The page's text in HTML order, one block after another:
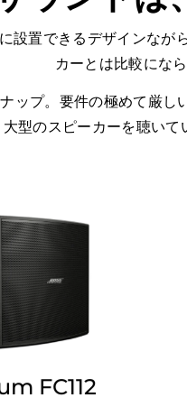
置できるデザインなが
カーとは比較にな
ップ。要件の極めて厳
大型のスピーカーを聴いて
FC112
FC112